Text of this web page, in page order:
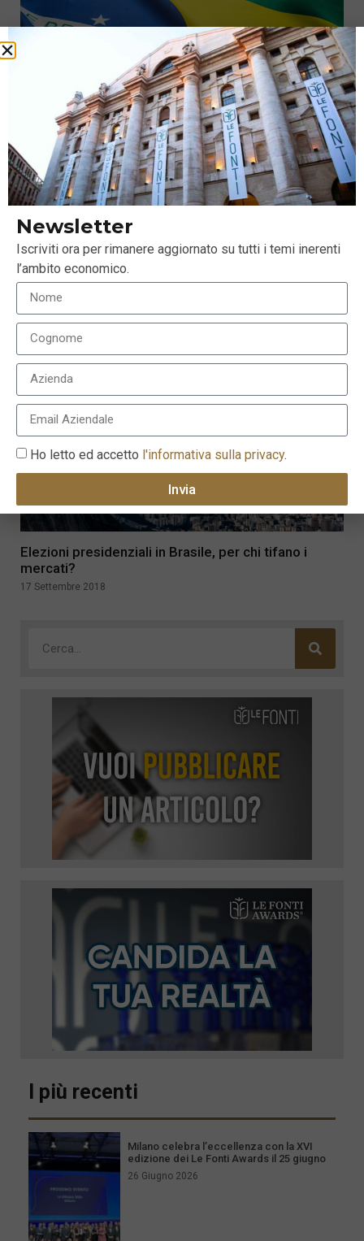
Brasile: riusciranno le urne a scongiurare una crisi
5 Ottobre 2018
Elezioni presidenziali in Brasile, per chi tifano i
mercati?
17 Settembre 2018
I più recenti
Milano celebra l’eccellenza con la XVI
edizione dei Le Fonti Awards il 25 giugno
26 Giugno 2026
Newsletter
Iscriviti ora per rimanere aggiornato su tutti i temi inerenti
l’ambito economico.
Ho letto ed accetto l'informativa sulla privacy.
Invia